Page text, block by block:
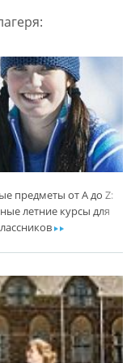
предметы от A до Z:
летние курсы для
ar